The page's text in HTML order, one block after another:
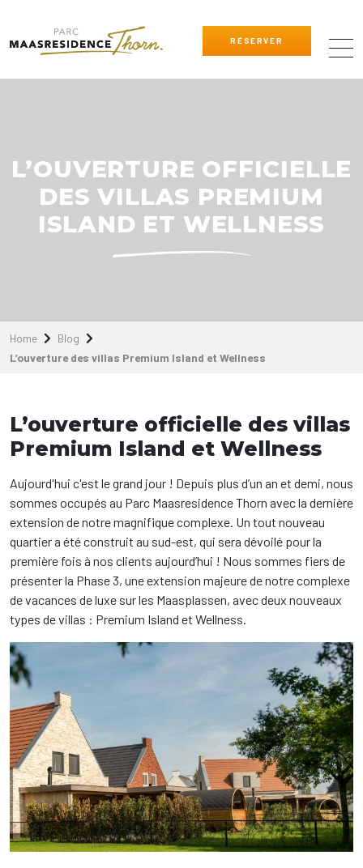
RÉSERVER
L’OUVERTURE OFFICIELLE
DES VILLAS PREMIUM
ISLAND ET WELLNESS
Home
Blog
L’ouverture des villas Premium Island et Wellness
L’ouverture officielle des villas
Premium Island et Wellness
Aujourd'hui c'est le grand jour ! Depuis plus d’un an et demi, nous
sommes occupés au Parc Maasresidence Thorn avec la dernière
extension de notre magnifique complexe. Un tout nouveau
quartier a été construit au sud-est, qui sera dévoilé pour la
première fois à nos clients aujourd’hui ! Nous sommes fiers de
présenter la Phase 3, une extension majeure de notre complexe
de vacances de luxe sur les Maasplassen, avec deux nouveaux
types de villas : Premium Island et Wellness.